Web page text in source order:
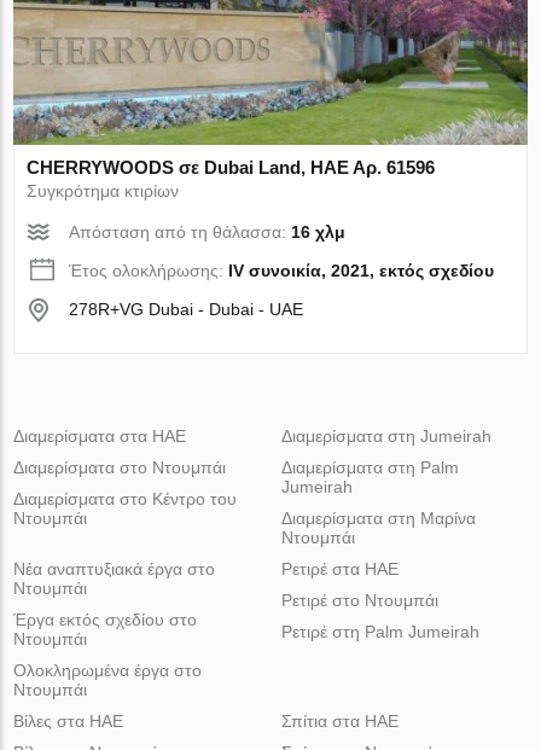
CHERRYWOODS σε Dubai Land, ΗΑΕ Αρ. 61596
Συγκρότημα κτιρίων
Απόσταση από τη θάλασσα: 16 χλμ
Έτος ολοκλήρωσης: IV συνοικία, 2021, εκτός σχεδίου
278R+VG Dubai - Dubai - UAE
Διαμερίσματα στα ΗΑΕ
Διαμερίσματα στο Ντουμπάι
Διαμερίσματα στο Κέντρο του
Ντουμπάι
Διαμερίσματα στη Jumeirah
Διαμερίσματα στη Palm
Jumeirah
Διαμερίσματα στη Μαρίνα
Ντουμπάι
Νέα αναπτυξιακά έργα στο
Ντουμπάι
Έργα εκτός σχεδίου στο
Ντουμπάι
Ολοκληρωμένα έργα στο
Ντουμπάι
Ρετιρέ στα ΗΑΕ
Ρετιρέ στο Ντουμπάι
Ρετιρέ στη Palm Jumeirah
Βίλες στα ΗΑΕ
Σπίτια στα ΗΑΕ